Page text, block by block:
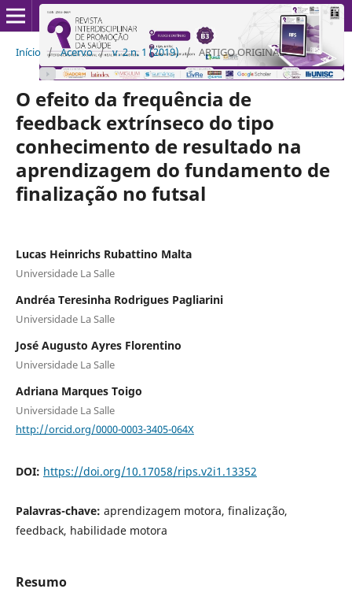
Início / Acervo / v. 2 n. 1 (2019) / ARTIGO ORIGINAL
O efeito da frequência de
feedback extrínseco do tipo
conhecimento de resultado na
aprendizagem do fundamento de
finalização no futsal
Lucas Heinrichs Rubattino Malta
Universidade La Salle
Andréa Teresinha Rodrigues Pagliarini
Universidade La Salle
José Augusto Ayres Florentino
Universidade La Salle
Adriana Marques Toigo
Universidade La Salle
http://orcid.org/0000-0003-3405-064X
DOI: https://doi.org/10.17058/rips.v2i1.13352
Palavras-chave: aprendizagem motora, finalização,
feedback, habilidade motora
Resumo